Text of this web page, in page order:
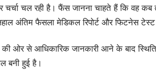
चर्चा चल रही है। फैंस जानना चाहते हैं कि वह
अंतिम फैसला मेडिकल रिपोर्ट और फिटनेस
की ओर से आधिकारिक जानकारी आने के बाद
बनी हुई है।